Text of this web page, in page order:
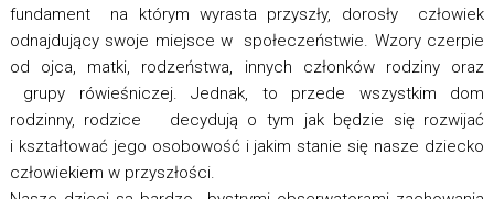
fundament na którym wyrasta przyszły, dorosły człowiek
odnajdujący swoje miejsce w społeczeństwie. Wzory czerpie
od ojca, matki, rodzeństwa, innych członków rodziny oraz
grupy rówieśniczej. Jednak, to przede wszystkim dom
rodzinny, rodzice decydują o tym jak będzie się rozwijać
i kształtować jego osobowość i jakim stanie się nasze dziecko
człowiekiem w przyszłości.